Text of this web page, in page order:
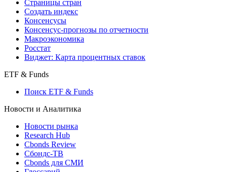
Индексы
Поиск индексов
Страницы стран
Создать индекс
Консенсусы
Консенсус-прогнозы по отчетности
Макроэкономика
Виджет: Карта процентных ставок
ETF & Funds
Поиск ETF & Funds
Новости и Аналитика
Новости рынка
Research Hub